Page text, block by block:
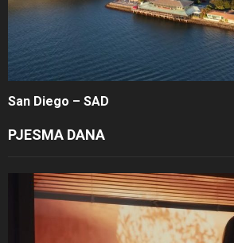
San Diego – SAD
PJESMA DANA